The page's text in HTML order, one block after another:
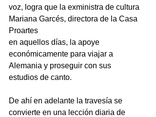
voz, logra que la exministra de cultura
Mariana Garcés, directora de la Casa
Proartes
en aquellos días, la apoye
económicamente para viajar a
Alemania y proseguir con sus
estudios de canto.
De ahí en adelante la travesía se
convierte en una lección diaria de